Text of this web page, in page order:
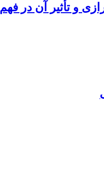
و تأثیر آن در فهم